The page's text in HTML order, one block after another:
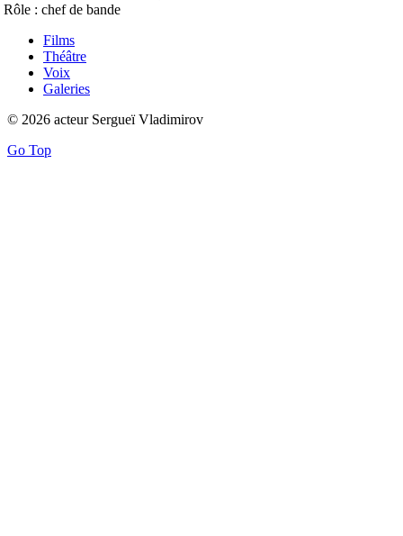
Rôle : chef de bande
Films
Théâtre
Voix
Galeries
© 2026 acteur Sergueï Vladimirov
Go Top